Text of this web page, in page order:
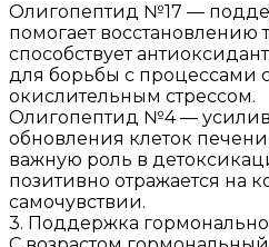
Олигопептид №17 —
помогает восстановлению
способствует
для борьбы с процессами
окислительным стрессом.
Олигопептид №4 —
обновления клеток
важную роль в
позитивно отражается на
самочувствии.
3. Поддержка